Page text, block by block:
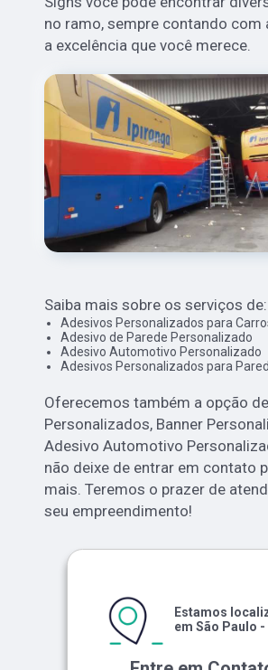
no ramo, sempre contando com
a excelência que você merece.
Saiba mais sobre os serviços de:
Adesivos Personalizados para
Adesivo de Parede Personalizado
Adesivo Automotivo Personalizado
Adesivos Personalizados para
Oferecemos também a opção
Personalizados, Banner
Adesivo Automotivo
não deixe de entrar em contato
mais. Teremos o prazer de
seu empreendimento!
Estamos
em São Paulo -